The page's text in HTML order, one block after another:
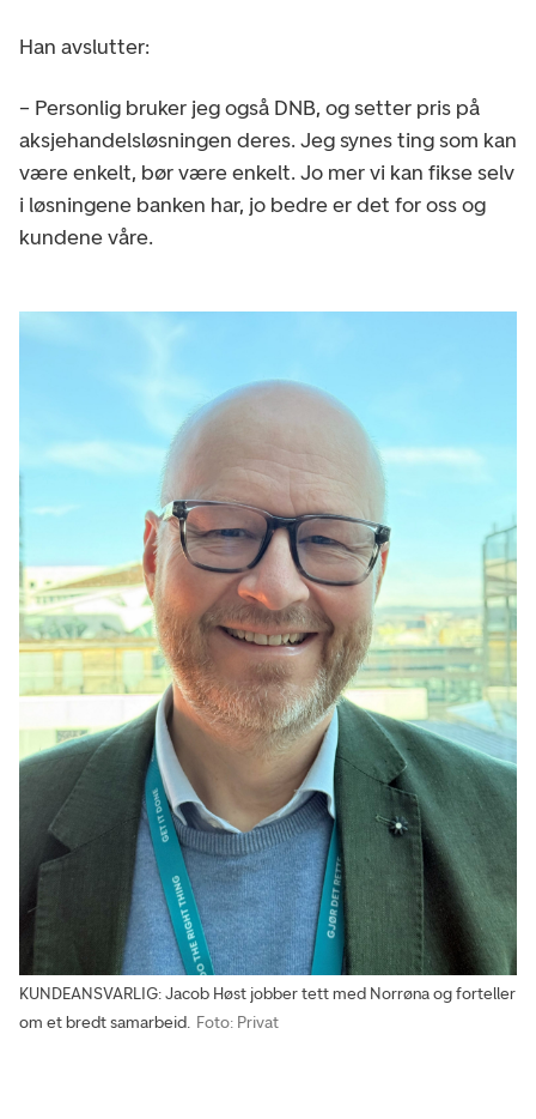
Han avslutter:
– Personlig bruker jeg også DNB, og setter pris på
aksjehandelsløsningen deres. Jeg synes ting som kan
være enkelt, bør være enkelt. Jo mer vi kan fikse selv
i løsningene banken har, jo bedre er det for oss og
kundene våre.
KUNDEANSVARLIG: Jacob Høst jobber tett med Norrøna og forteller
om et bredt samarbeid. Foto: Privat